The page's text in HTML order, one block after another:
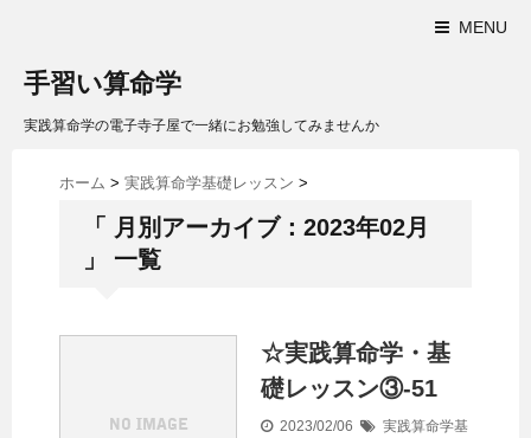
MENU
手習い算命学
実践算命学の電子寺子屋で一緒にお勉強してみませんか
ホーム > 実践算命学基礎レッスン >
「 月別アーカイブ：2023年02月
」 一覧
☆実践算命学・基
礎レッスン③-51
2023/02/06
実践算命学基